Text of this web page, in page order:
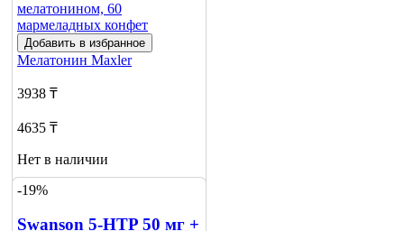
Добавить в избранное
Мелатонин Maxler
3938 ₸
4635 ₸
Нет в наличии
Сообщить
-19%
Swanson 5-HTP 50 мг +